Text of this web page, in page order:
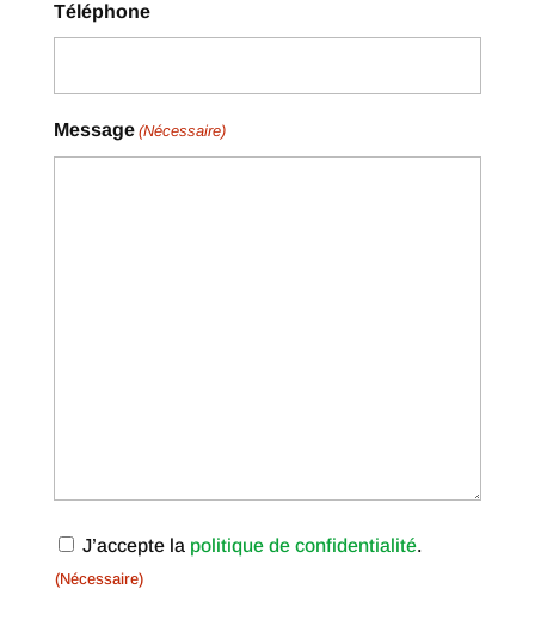
Téléphone
Message (Nécessaire)
RGPD
(Nécessaire)
J’accepte la politique de confidentialité.
(Nécessaire)